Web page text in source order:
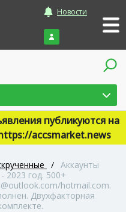
Новости
Войти
публикуются на
accsmarket.news
/ Аккаунты
2023 год. 500+
hotmail.com.
Двухфакторная